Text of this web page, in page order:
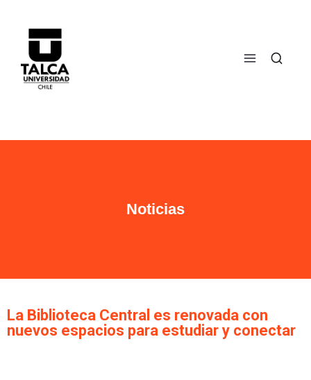
Noticias
La Biblioteca Central es renovada con
nuevos espacios para estudiar y conectar